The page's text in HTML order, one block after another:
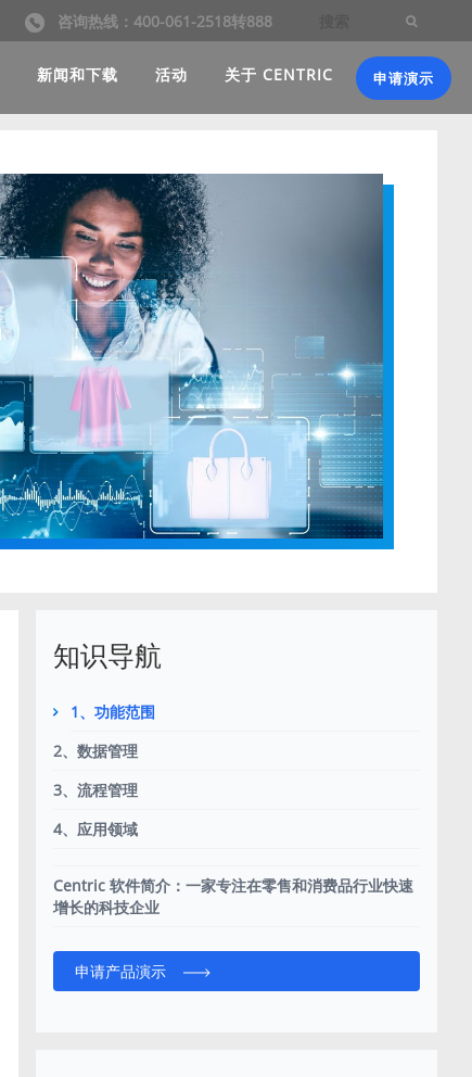
咨询热线：400-061-2518转888
新闻和下载 活动 关于 CENTRIC 申请演示
知识导航
1、功能范围
2、数据管理
3、流程管理
4、应用领域
Centric 软件简介：一家专注在零售和消费品行业快速
增长的科技企业
申请产品演示